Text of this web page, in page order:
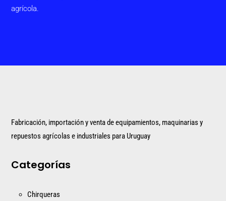
agrícola.
Fabricación, importación y venta de equipamientos, maquinarias y
repuestos agrícolas e industriales para Uruguay
Categorías
Chirqueras